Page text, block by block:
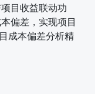
目收益联动功
偏差，实现项目
成本偏差分析精